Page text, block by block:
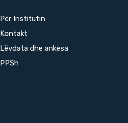
Për Institutin
Kontakt
Lëvdata dhe ankesa
PPSh